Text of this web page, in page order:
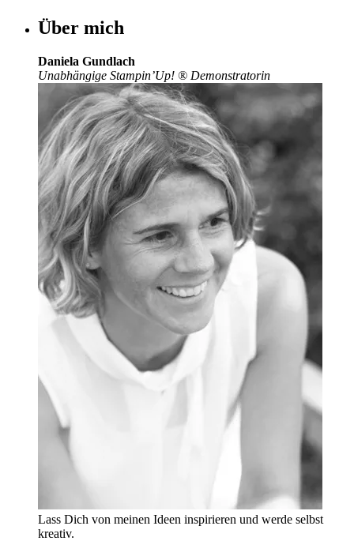
Über mich
Daniela Gundlach
Unabhängige Stampin’Up! ® Demonstratorin
Lass Dich von meinen Ideen inspirieren und werde selbst
kreativ.